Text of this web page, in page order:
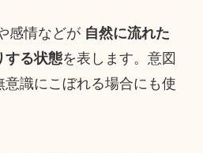
感情などが 自然に流れた
する状態を表します。意図
識にこぼれる場合にも使